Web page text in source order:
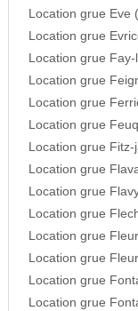
Location grue Eve
Location grue
Location grue
Location grue
Location grue
Location grue
Location grue
Location grue
Location grue
Location grue
Location grue
Location grue
Location grue
Location grue